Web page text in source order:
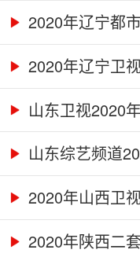
2020年辽宁都
2020年辽宁卫
山东卫视2020
山东综艺频道
2020年山西卫
2020年陕西二